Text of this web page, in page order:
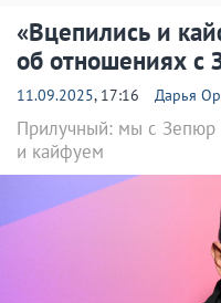
«Вцепились и
об отношениях с
11.09.2025, 17:16 Дарья
Прилучный: мы с Зепюр
и кайфуем